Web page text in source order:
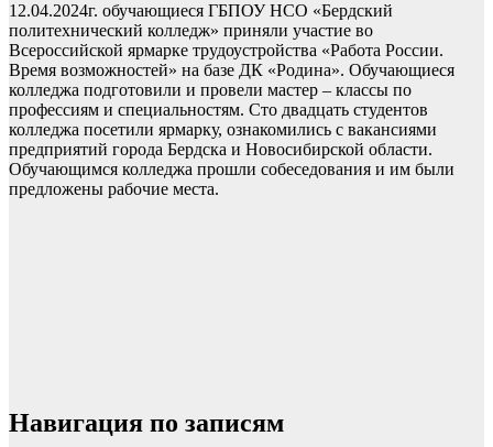
12.04.2024г. обучающиеся ГБПОУ НСО «Бердский
политехнический колледж» приняли участие во
Всероссийской ярмарке трудоустройства «Работа России.
Время возможностей» на базе ДК «Родина». Обучающиеся
колледжа подготовили и провели мастер – классы по
профессиям и специальностям. Сто двадцать студентов
колледжа посетили ярмарку, ознакомились с вакансиями
предприятий города Бердска и Новосибирской области.
Обучающимся колледжа прошли собеседования и им были
предложены рабочие места.
Навигация по записям